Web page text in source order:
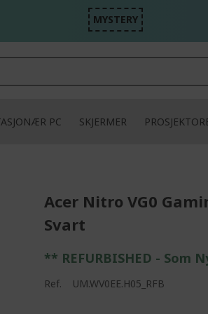
MYSTERY
PC SKJERMER
Acer Nitro VG0
Svart
** REFURBISHED - Som
Ref. UM.WV0EE.H05_RFB